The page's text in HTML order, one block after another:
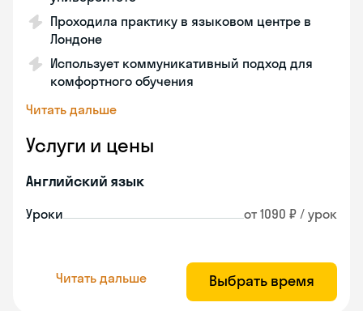
Проходила практику в языковом центре в
Лондоне
Использует коммуникативный подход для
комфортного обучения
Читать дальше
Услуги и цены
Английский язык
Уроки от 1090 ₽ / урок
Читать дальше Выбрать время